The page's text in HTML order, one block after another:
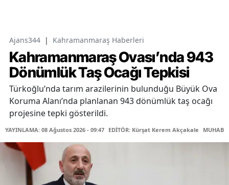
Ajans344 | Kahramanmaraş Haberleri
Kahramanmaraş Ovası’nda 943
Dönümlük Taş Ocağı Tepkisi
Türkoğlu’nda tarım arazilerinin bulunduğu Büyük Ova
Koruma Alanı’nda planlanan 943 dönümlük taş ocağı
projesine tepki gösterildi.
YAYINLAMA: 08 Ağustos 2026 - 09:47 EDİTÖR: Kürşat Kerem Akçakale